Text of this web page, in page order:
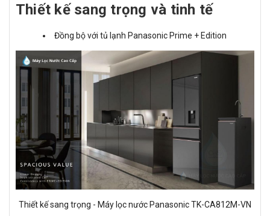
Thiết kế sang trọng và tinh tế
Đồng bộ với tủ lạnh Panasonic Prime + Edition
Thiết kế sang trọng - Máy lọc nước Panasonic TK-CA812M-VN